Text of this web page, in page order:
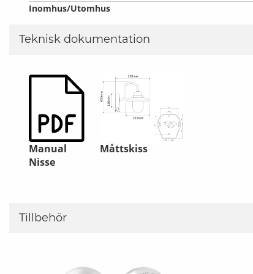
Inomhus/Utomhus
Teknisk dokumentation
Manual
Nisse
Måttskiss
Tillbehör